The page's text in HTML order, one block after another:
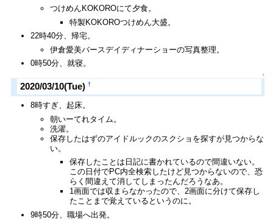
つけめんKOKOROにて夕食。
特製KOKOROつけめん大盛。
22時40分、帰宅。
伊倉愛美バースデイディナーショーの写真整理。
0時50分、就寝。
↑
2020/03/10(Tue) †
8時すぎ、起床。
朝いーてれタイム。
洗濯。
保存したはずのアイドルックのスクショを探すが見つからな
い。
保存したことは日記に書かれているので間違いない。
この日付でPC内全検索したけど見つからないので、恐
らく間違えて消してしまったんだろうなあ。
1画面では収まらなかったので、2画面に分けて保存し
たことまで覚えているというのに。
9時50分、職場へ出発。